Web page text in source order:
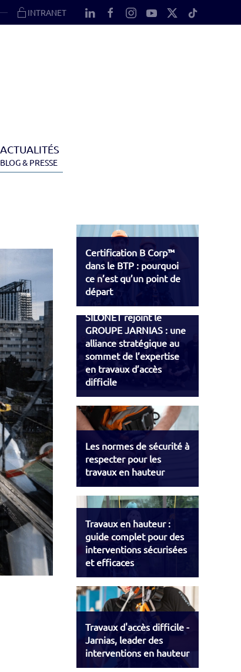
INTRANET
ACTUALITÉS
BLOG & PRESSE
Certification B Corp™
dans le BTP : pourquoi
ce n’est qu’un point de
départ
SILONET rejoint le
GROUPE JARNIAS : une
alliance stratégique au
sommet de l’expertise
en travaux d’accès
difficile
Les normes de sécurité à
respecter pour les
travaux en hauteur
Travaux en hauteur :
guide complet pour des
interventions sécurisées
et efficaces
Travaux d'accès difficile -
Jarnias, leader des
interventions en hauteur